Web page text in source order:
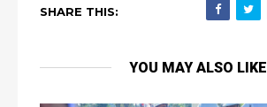
SHARE THIS:
YOU MAY ALSO LIKE